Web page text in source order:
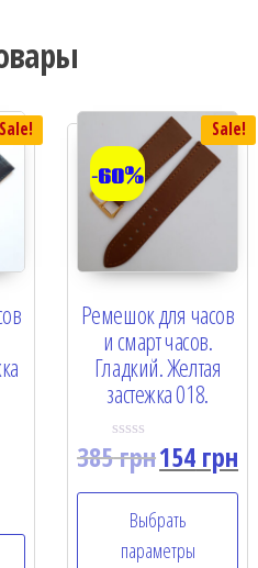
Sale! Sale!
-60%
Ремешок для часов
и смарт часов.
Гладкий. Желтая
застежка 018.
R
a
385грн154 грн
Выбрать
параметры